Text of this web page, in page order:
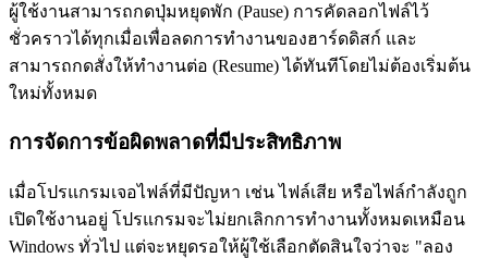
ผู้ใช้งานสามารถกดปุ่มหยุดพัก (Pause) การคัดลอกไฟล์ไว้
ชั่วคราวได้ทุกเมื่อเพื่อลดการทำงานของฮาร์ดดิสก์ และ
สามารถกดสั่งให้ทำงานต่อ (Resume) ได้ทันทีโดยไม่ต้องเริ่มต้น
ใหม่ทั้งหมด
การจัดการข้อผิดพลาดที่มีประสิทธิภาพ
เมื่อโปรแกรมเจอไฟล์ที่มีปัญหา เช่น ไฟล์เสีย หรือไฟล์กำลังถูก
เปิดใช้งานอยู่ โปรแกรมจะไม่ยกเลิกการทำงานทั้งหมดเหมือน
Windows ทั่วไป แต่จะหยุดรอให้ผู้ใช้เลือกตัดสินใจว่าจะ "ลอง